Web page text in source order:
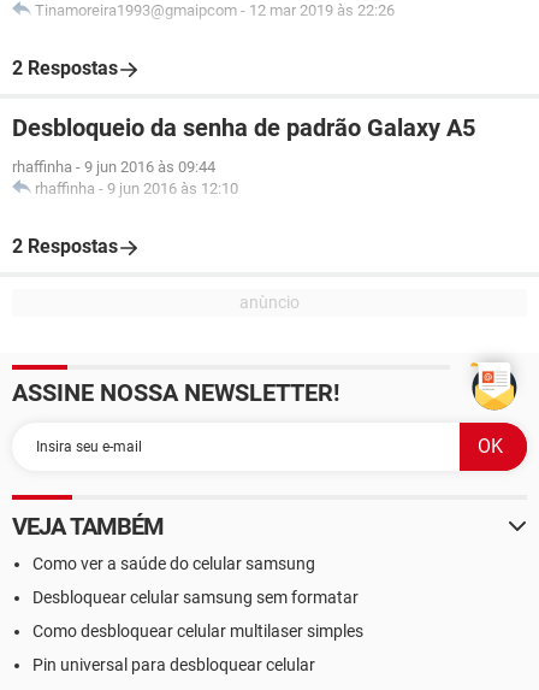
Tinamoreira1993@gmaipcom - 12 mar 2019 às 22:26
2 Respostas
Desbloqueio da senha de padrão Galaxy A5
rhaffinha - 9 jun 2016 às 09:44
rhaffinha - 9 jun 2016 às 12:10
2 Respostas
ASSINE NOSSA NEWSLETTER!
VEJA TAMBÉM
Como ver a saúde do celular samsung
Desbloquear celular samsung sem formatar
Como desbloquear celular multilaser simples
Pin universal para desbloquear celular